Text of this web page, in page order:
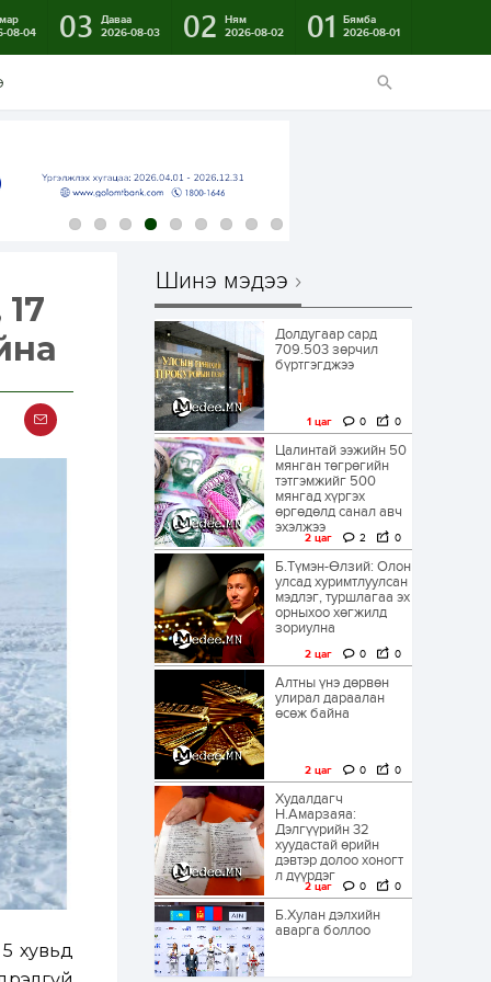
08-04
03
Даваа
2026-08-03
02
Ням
2026-08-02
01
Бямба
2026-08-01
5 хувьд
Шинэ мэдээ
Долдугаар сард
709.503 зөрчил
бүртгэгджээ
1 цаг 0 0
Цалинтай ээжийн 50
мянган төгрөгийн
тэтгэмжийг 500
мянгад хүргэх
өргөдөлд санал авч
эхэлжээ
2 цаг 2 0
Б.Түмэн-Өлзий: Олон
улсад хуримтлуулсан
мэдлэг, туршлагаа эх
орныхоо хөгжилд
зориулна
2 цаг 0 0
Алтны үнэ дөрвөн
улирал дараалан
өсөж байна
2 цаг 0 0
Худалдагч
Н.Амарзаяа:
Дэлгүүрийн 32
хуудастай өрийн
дэвтэр долоо хоногт
л дүүрдэг
2 цаг 0 0
Б.Хулан дэлхийн
аварга боллоо